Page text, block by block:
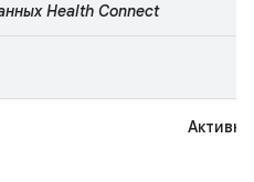
Health Connect